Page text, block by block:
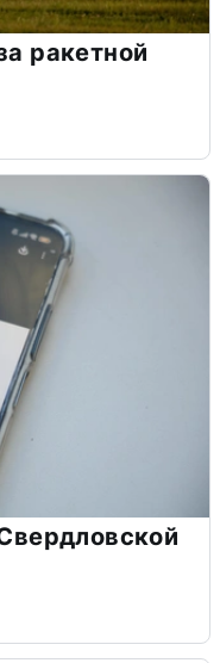
ракетной